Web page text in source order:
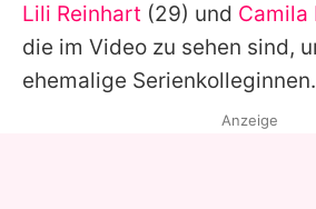
Lili Reinhart (29) und Camila
die im Video zu sehen sind,
ehemalige Serienkolleginnen.
Anzeige